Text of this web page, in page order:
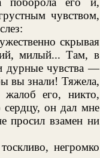
чувством,
скрывая
милый... Там, в
дурные чувства —
вы знали! Тяжела,
его, никто,
он дал мне
просил взамен ни
негромко